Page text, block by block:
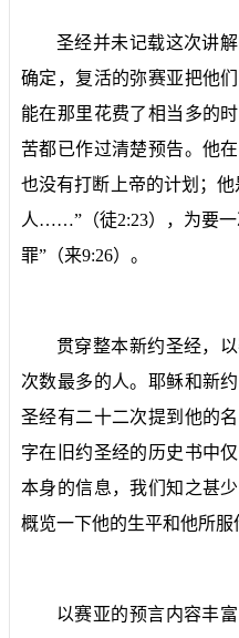
圣经并未记载这次讲
确定，复活的弥赛亚把他
能在那里花费了相当多的
苦都已作过清楚预告。他
也没有打断上帝的计划；
人……”（徒2:23），为要
罪”（来9:26）。
贯穿整本新约圣经，
次数最多的人。耶稣和新
圣经有二十二次提到他的
字在旧约圣经的历史书中
本身的信息，我们知之甚
概览一下他的生平和他所服
以赛亚的预言内容丰